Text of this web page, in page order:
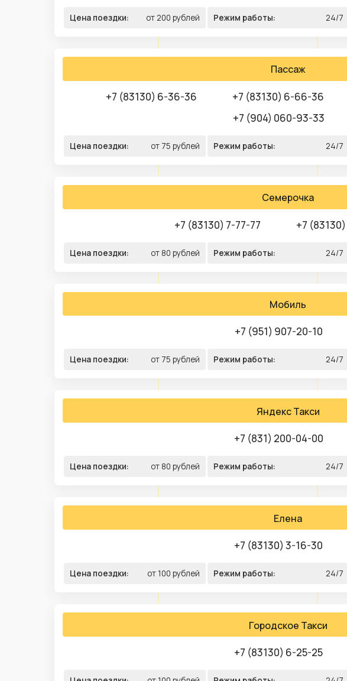
Цена поездки: от 200 рублей Режим работы: 24/7
Пассаж
+7 (83130) 6-36-36 +7 (83130) 6-66-36
+7 (904) 060-93-33
Цена поездки: от 75 рублей Режим работы: 24/7
Семерочка
+7 (83130) 7-77-77 +7
Цена поездки: от 80 рублей Режим работы: 24/7
Мобиль
+7 (951) 907-20-10
Цена поездки: от 75 рублей Режим работы: 24/7
Яндекс Такси
+7 (831) 200-04-00
Цена поездки: от 80 рублей Режим работы: 24/7
Елена
+7 (83130) 3-16-30
Цена поездки: от 100 рублей Режим работы: 24/7
Городское Такси
+7 (83130) 6-25-25